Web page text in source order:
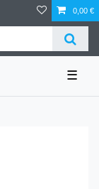
0,00 €
☰